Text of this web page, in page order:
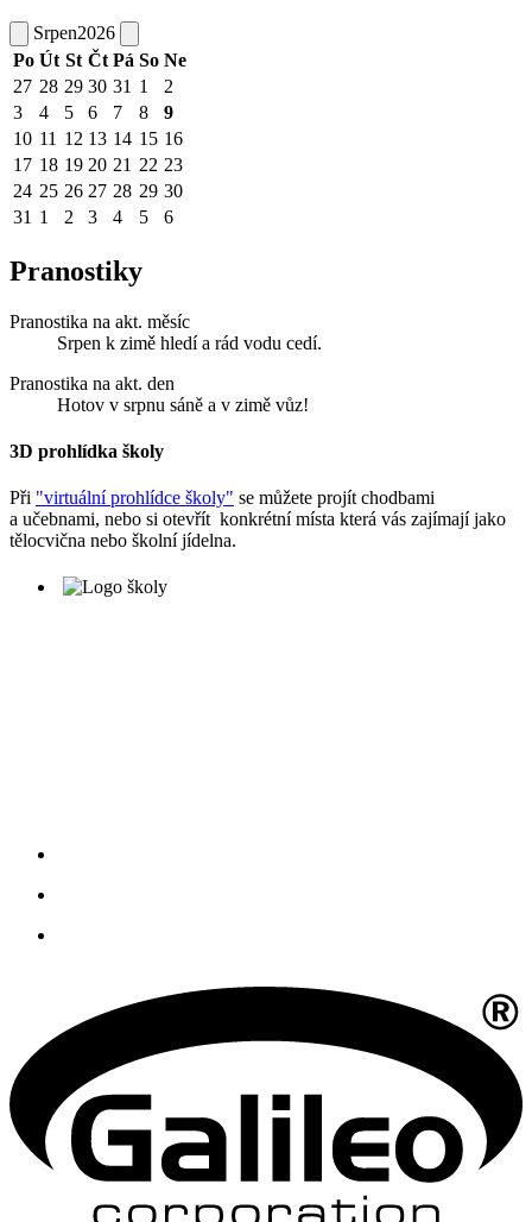
Srpen2026
Po Út St Čt Pá So Ne
27 28 29 30 31 1
2
3
4 5 6 7 8
9
10 11 12 13 14 15 16
17 18 19 20 21 22 23
24 25 26 27 28 29 30
31 1 2 3 4 5 6
Pranostiky
Pranostika na akt. měsíc
Srpen k zimě hledí a rád vodu cedí.
Pranostika na akt. den
Hotov v srpnu sáně a v zimě vůz!
3D prohlídka školy
Při "virtuální prohlídce školy" se můžete projít chodbami
a učebnami, nebo si otevřít konkrétní místa která vás zajímají jako
tělocvična nebo školní jídelna.